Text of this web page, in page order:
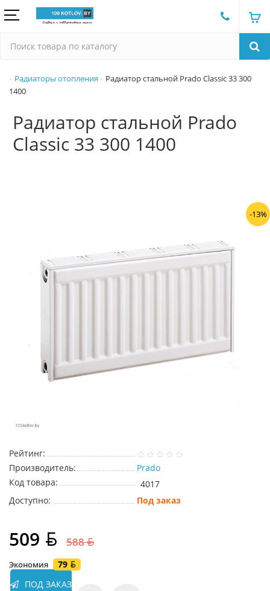
Радиаторы отопления
Радиатор стальной Prado Classic 33 300
1400
Радиатор стальной Prado
Classic 33 300 1400
-13%
Рейтинг:
Производитель:
Prado
Код товара:
4017
Доступно:
Под заказ
509 588
Экономия
79
ПОД ЗАКАЗ